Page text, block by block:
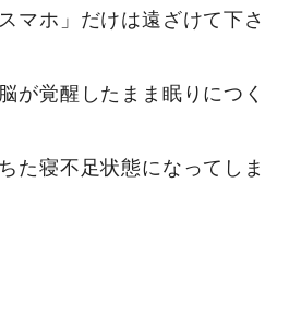
マホ」だけは遠ざけて下さ
が覚醒したまま眠りにつく
た寝不足状態になってしま